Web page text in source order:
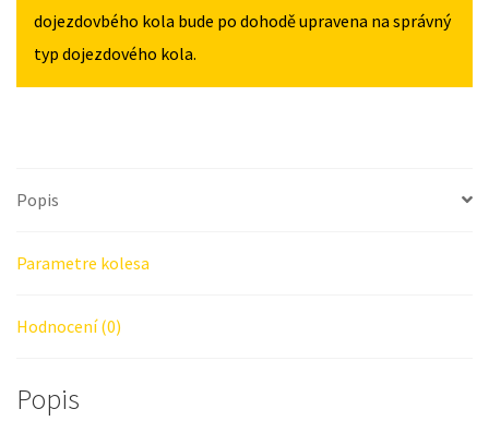
2013
MNOŽSTVÍ
dojezdovbého kola bude po dohodě upravena na správný
typ dojezdového kola.
Popis
Parametre kolesa
Hodnocení (0)
Popis